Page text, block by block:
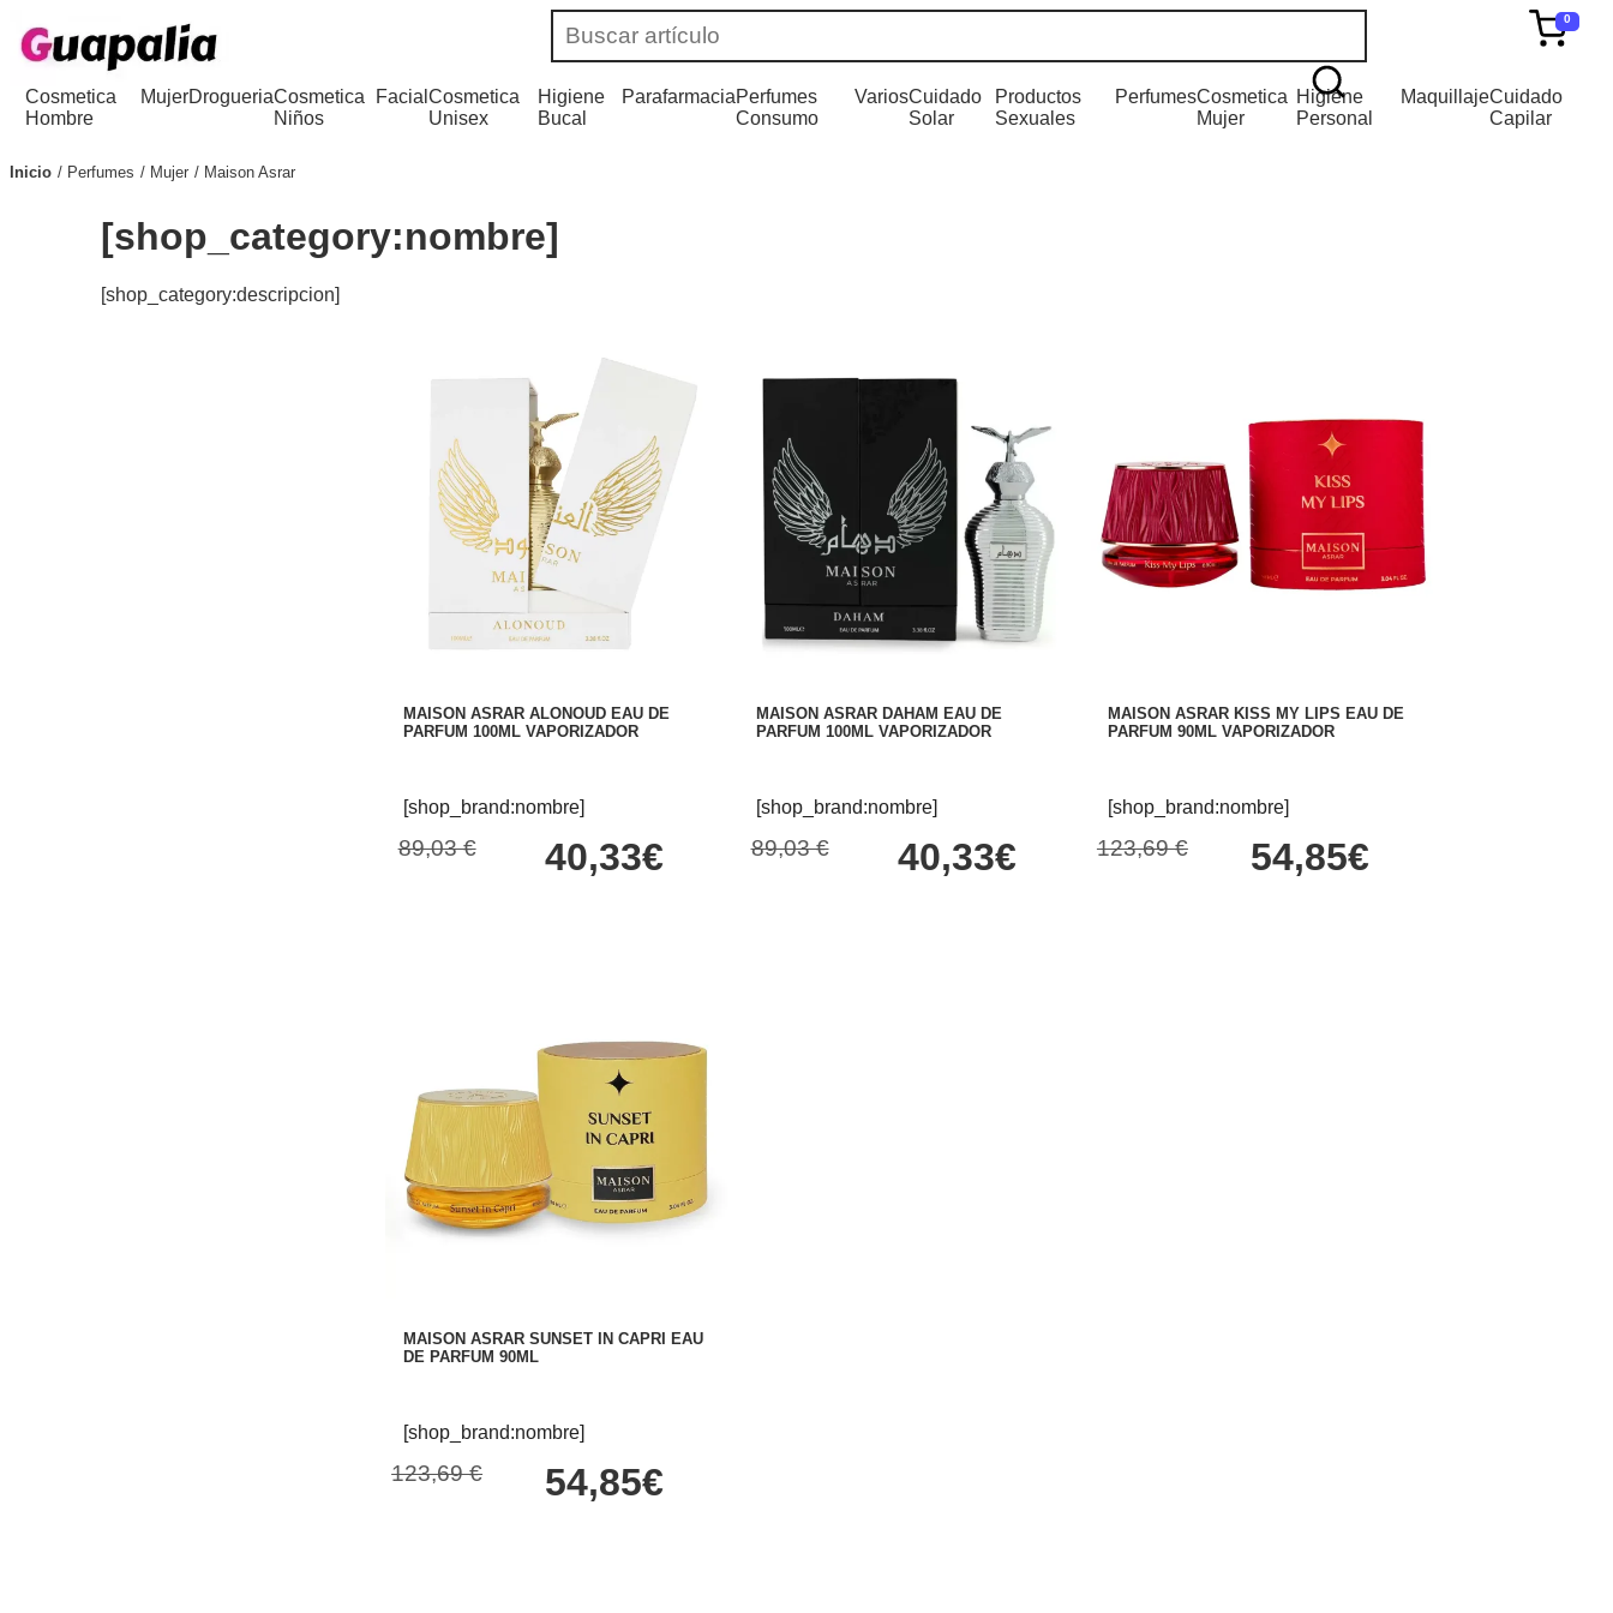
0
Cosmetica
Hombre
MujerDrogueriaCosmetica
Niños
FacialCosmetica
Unisex
Higiene
Bucal
ParafarmaciaPerfumes
Consumo
VariosCuidado
Solar
Productos
Sexuales
PerfumesCosmetica
Mujer
Higiene
Personal
MaquillajeCuidado
Capilar
Inicio Perfumes Mujer Maison Asrar
[shop_category:nombre]
[shop_category:descripcion]
MAISON ASRAR ALONOUD EAU DE
PARFUM 100ML VAPORIZADOR
[shop_brand:nombre]
89,03 € 40,33€
MAISON ASRAR DAHAM EAU DE
PARFUM 100ML VAPORIZADOR
[shop_brand:nombre]
89,03 € 40,33€
MAISON ASRAR KISS MY LIPS EAU DE
PARFUM 90ML VAPORIZADOR
[shop_brand:nombre]
123,69 € 54,85€
MAISON ASRAR SUNSET IN CAPRI EAU
DE PARFUM 90ML
[shop_brand:nombre]
123,69 € 54,85€